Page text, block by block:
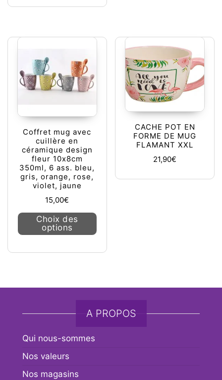
Coffret mug avec
cuillère en
céramique design
fleur 10x8cm
350ml, 6 ass. bleu,
gris, orange, rose,
violet, jaune
15,00€
Choix des
options
Ce produit a plusieurs variations.
CACHE POT EN
FORME DE MUG
FLAMANT XXL
21,90€
A PROPOS
Qui nous-sommes
Nos valeurs
Nos magasins